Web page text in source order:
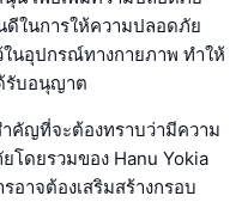
ในการให้ความปลอดภัย
นอุปกรณ์ทางกายภาพ ทำให้
รับอนุญาต
ำคัญที่จะต้องทราบว่ามีความ
โดยรวมของ Hanu Yokia
อาจต้องเสริมสร้างกรอบ